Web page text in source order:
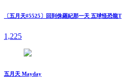
〔五月天#5525〕回到侏羅紀那一天 五球怪恐龍T
1,225
五月天 Mayday